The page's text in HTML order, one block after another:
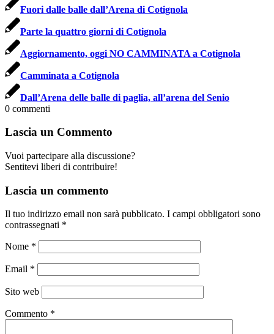
Fuori dalle balle dall’Arena di Cotignola
Parte la quattro giorni di Cotignola
Aggiornamento, oggi NO CAMMINATA a Cotignola
Camminata a Cotignola
Dall’Arena delle balle di paglia, all’arena del Senio
0 commenti
Lascia un Commento
Vuoi partecipare alla discussione?
Sentitevi liberi di contribuire!
Lascia un commento
Il tuo indirizzo email non sarà pubblicato. I campi obbligatori sono
contrassegnati *
Nome *
Email *
Sito web
Commento *